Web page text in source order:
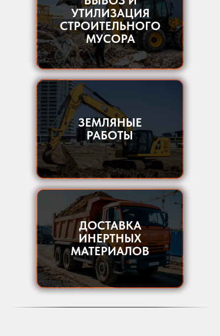
УТИЛИЗАЦИЯ
СТРОИТЕЛЬНОГО
МУСОРА
ДОСТАВКА
ИНЕРТНЫХ
МАТЕРИАЛОВ
ЗЕМЛЯНЫЕ
РАБОТЫ